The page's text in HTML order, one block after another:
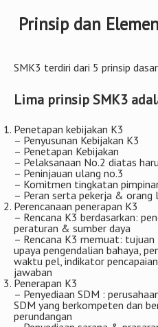
Prinsip dan
SMK3 terdiri dari 5 prinsip
Lima prinsip SMK3
Penetapan kebijakan K3
– Penyusunan Kebijakan K3
– Penetapan Kebijakan
– Pelaksanaan No.2 diatas
– Peninjauan ulang no.3
– Komitmen tingkatan
– Peran serta pekerja &
Perencanaan penerapan K3
– Rencana K3 berdasarkan:
peraturan & sumber daya
– Rencana K3 memuat:
upaya pengendalian bahaya,
waktu pel, indikator
jawaban
Penerapan K3
– Penyediaan SDM :
SDM yang berkompeten dan
perundangan